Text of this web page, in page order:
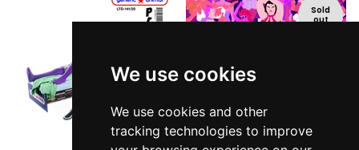
We use cookies
We use cookies and other
tracking technologies to improve
Sold
out